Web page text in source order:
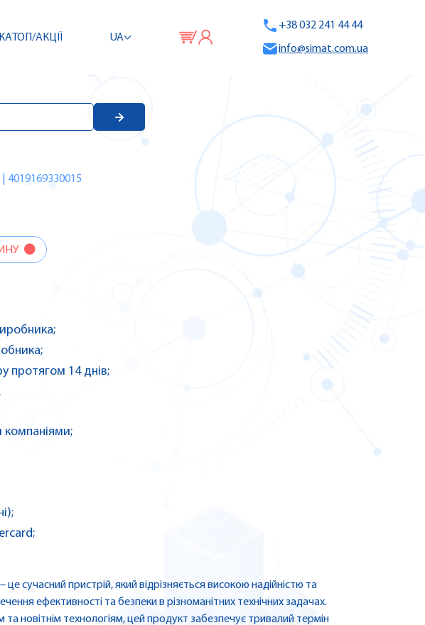
ТОП/АКЦІЇ UA
+38 032 241 44 44
info@simat.com.ua
4019169330015
протягом 14 днів;
компаніями;
сучасний пристрій, який відрізняється високою надійністю та
ефективності та безпеки в різноманітних технічних задачах.
новітнім технологіям, цей продукт забезпечує тривалий термін